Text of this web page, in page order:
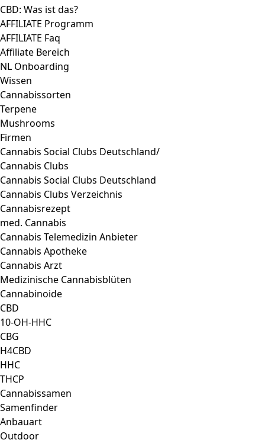
CBD: Was ist das?
AFFILIATE Programm
AFFILIATE Faq
Affiliate Bereich
NL Onboarding
Wissen
Cannabissorten
Terpene
Mushrooms
Firmen
Cannabis Social Clubs Deutschland/
Cannabis Clubs
Cannabis Social Clubs Deutschland
Cannabis Clubs Verzeichnis
Cannabisrezept
med. Cannabis
Cannabis Telemedizin Anbieter
Cannabis Apotheke
Cannabis Arzt
Medizinische Cannabisblüten
Cannabinoide
CBD
10-OH-HHC
CBG
H4CBD
HHC
THCP
Cannabissamen
Samenfinder
Anbauart
Outdoor